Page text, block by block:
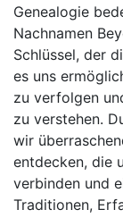
Genealogie
Nachnamen
Schlüssel, der
es uns
zu verfolgen
zu verstehen.
wir
entdecken, die
verbinden und
Traditionen,